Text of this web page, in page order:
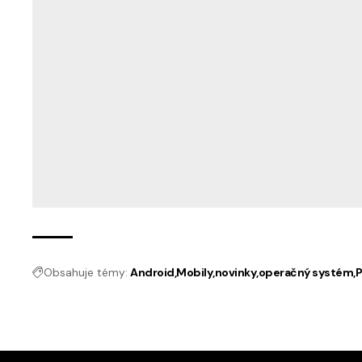
Obsahuje témy: AndroidMobilynovinkyoperačný systém